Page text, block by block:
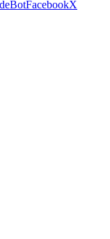
FacebookX